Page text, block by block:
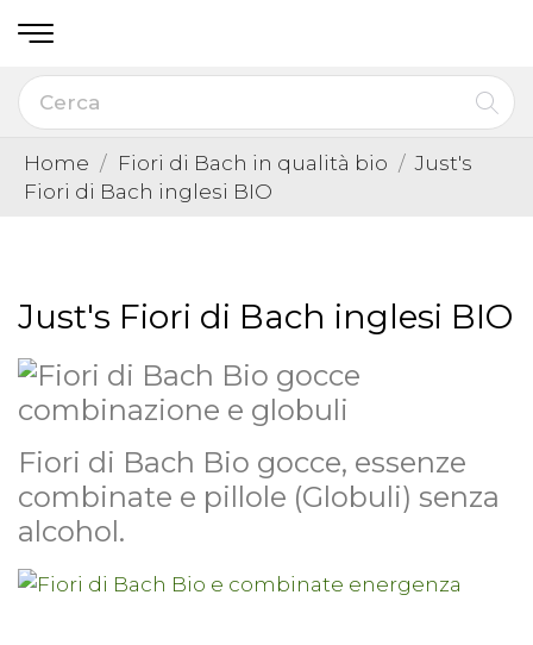
Home Fiori di Bach in qualità bio
Just's
Fiori di Bach inglesi BIO
Just's Fiori di Bach inglesi BIO
Fiori di Bach Bio gocce, essenze
combinate e pillole (Globuli) senza
alcohol.